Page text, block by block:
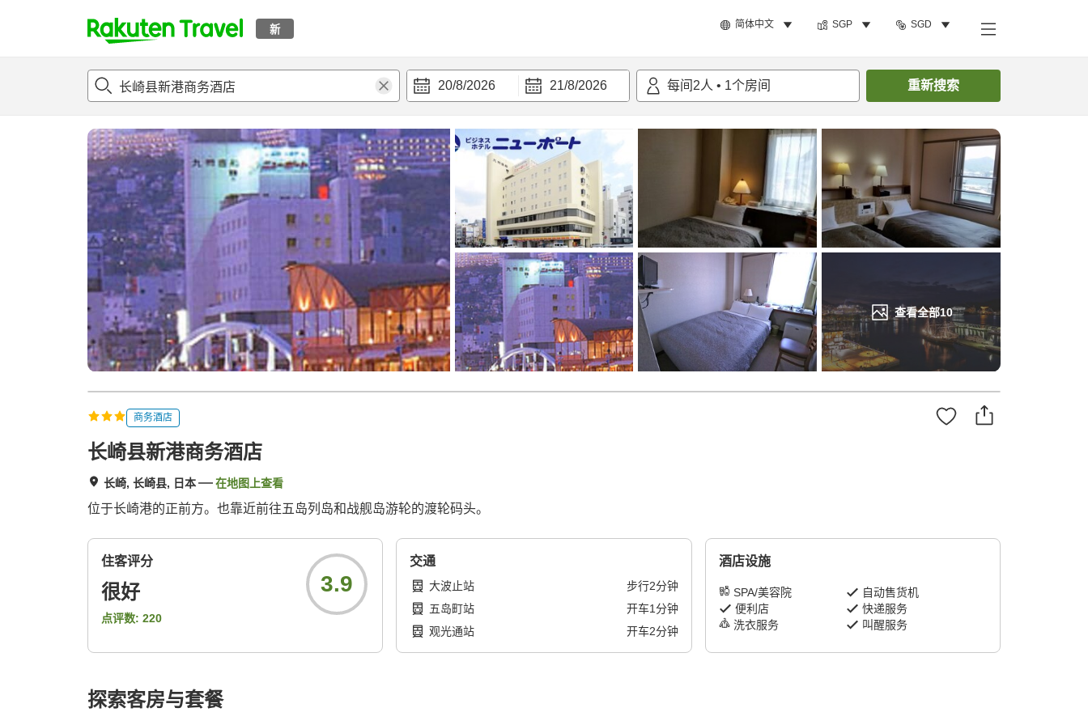
新 简体中文 SGP SGD
t
p
a
g
_
s
e
a
r
c
h
20/8/2026 21/8/2026 每间 2人 • 1个房间 重新搜索
查看全部10
概况 客房及住宿套餐评论设施 搜索客房
商务酒店
长崎县新港商务酒店
长崎, 长崎县, 日本 在地图上查看
位于长崎港的正前方。也靠近前往五岛列岛和战舰岛游轮的渡轮码头。
住客评分
很好
点评数: 220
3.9
交通
大波止站 步行2分钟
五岛町站
开车1分钟
观光通站
开车2分钟
酒店设施
SPA/美容院
自动售货机
便利店
快递服务
洗衣服务
叫醒服务
探索客房与套餐